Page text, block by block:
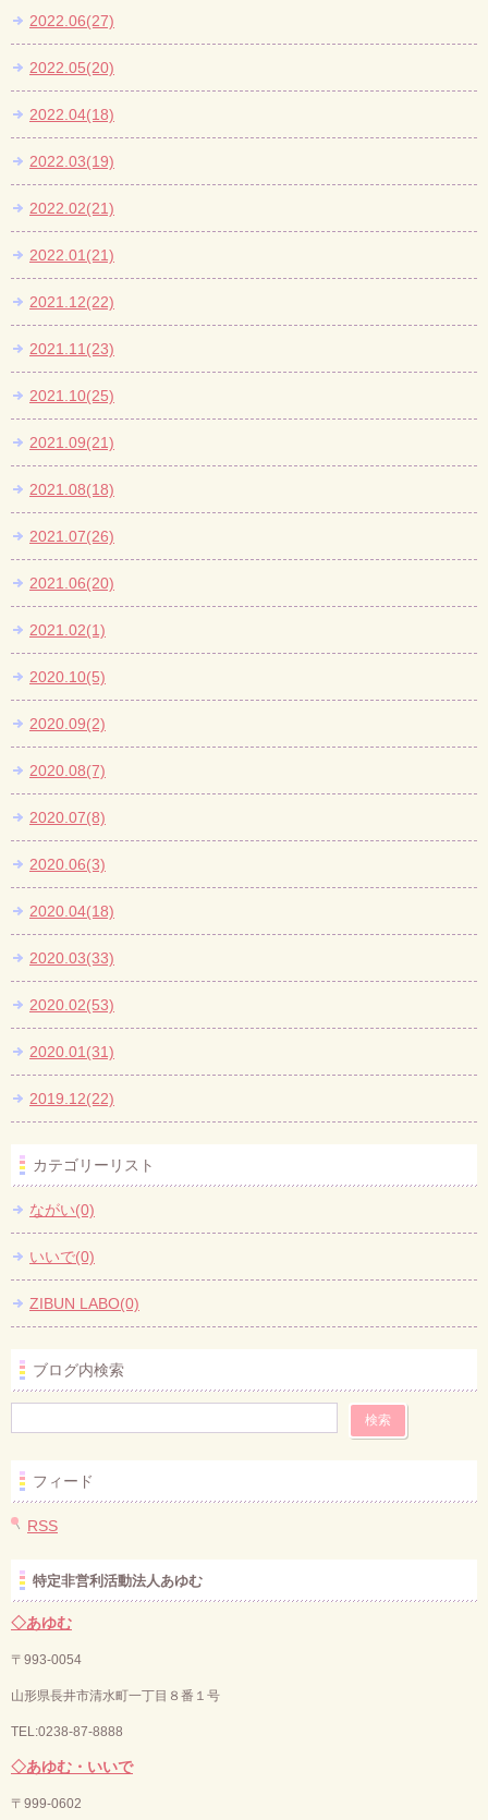
2022.06(27)
2022.05(20)
2022.04(18)
2022.03(19)
2022.02(21)
2022.01(21)
2021.12(22)
2021.11(23)
2021.10(25)
2021.09(21)
2021.08(18)
2021.07(26)
2021.06(20)
2021.02(1)
2020.10(5)
2020.09(2)
2020.08(7)
2020.07(8)
2020.06(3)
2020.04(18)
2020.03(33)
2020.02(53)
2020.01(31)
2019.12(22)
カテゴリーリスト
ながい(0)
いいで(0)
ZIBUN LABO(0)
ブログ内検索
フィード
RSS
特定非営利活動法人あゆむ
◇あゆむ
〒993-0054
山形県長井市清水町一丁目８番１号
TEL:0238-87-8888
◇あゆむ・いいで
〒 999-0602